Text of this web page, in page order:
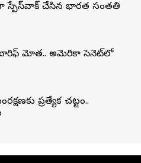
స్పేస్‌వాక్‌ చేసిన భారత సంతతి
టారిఫ్‌ మోత.. అమెరికా సెనెట్‌లో
ప్రత్యేక చట్టం..